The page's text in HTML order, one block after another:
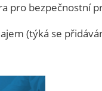
pro bezpečnostní
(týká se